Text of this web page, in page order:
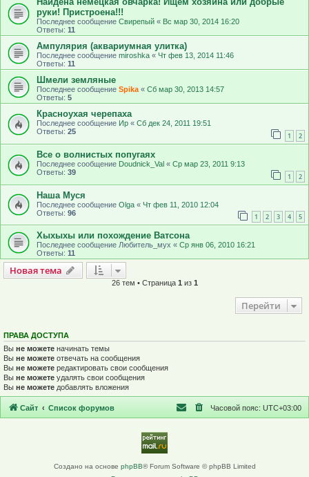
руки! Пристроена!!!
Последнее сообщение Свирепый « Вс мар 30, 2014 16:20
Ответы: 11
Ампулярия (аквариумная улитка)
Последнее сообщение miroshka « Чт фев 13, 2014 11:46
Ответы: 11
Шмели земляные
Последнее сообщение Spika « Сб мар 30, 2013 14:57
Ответы: 5
Красноухая черепаха
Последнее сообщение Ир « Сб дек 24, 2011 19:51
Ответы: 25 1 2
Все о волнистых попугаях
Последнее сообщение Doudnick_Val « Ср мар 23, 2011 9:13
Ответы: 39 1 2
Наша Муся
Последнее сообщение Olga « Чт фев 11, 2010 12:04
Ответы: 96 1 2 3 4 5
Хыхыхы или похождение Ватсона
Последнее сообщение Любитель_мух « Ср янв 06, 2010 16:21
Ответы: 11
Новая тема
Новаятема
26 тем • Страница 1 из 1
Перейти
ПРАВА ДОСТУПА
Вы не можете начинать темы
Вы не можете отвечать на сообщения
Вы не можете редактировать свои сообщения
Вы не можете удалять свои сообщения
Вы не можете добавлять вложения
Сайт Список форумов Часовой пояс: UTC+03:00
Создано на основе phpBB® Forum Software © phpBB Limited